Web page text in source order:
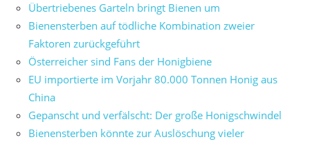
Übertriebenes Garteln bringt Bienen um
Bienensterben auf tödliche Kombination zweier
Faktoren zurückgeführt
Österreicher sind Fans der Honigbiene
EU importierte im Vorjahr 80.000 Tonnen Honig aus
China
Gepanscht und verfälscht: Der große Honigschwindel
Bienensterben könnte zur Auslöschung vieler